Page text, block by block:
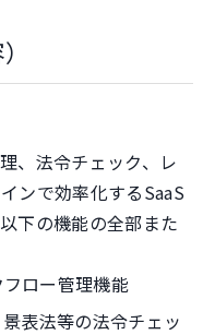
、法令チェック、レ
ンで効率化するSaaS
下の機能の全部また
ロー管理機能
表法等の法令チェッ